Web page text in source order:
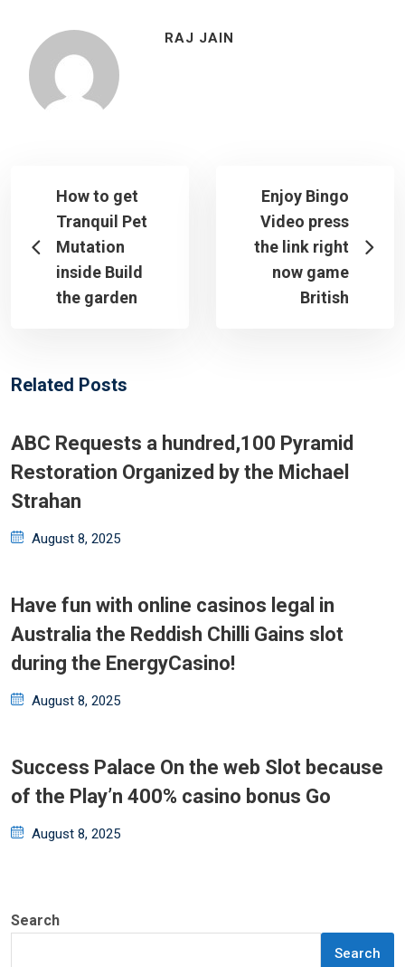
RAJ JAIN
How to get
Tranquil Pet
Mutation
inside Build
the garden
Enjoy Bingo
Video press
the link right
now game
British
Related Posts
ABC Requests a hundred,100 Pyramid
Restoration Organized by the Michael
Strahan
Posted
August 8, 2025
Have fun with online casinos legal in
Australia the Reddish Chilli Gains slot
during the EnergyCasino!
Posted
August 8, 2025
Success Palace On the web Slot because
of the Play’n 400% casino bonus Go
Posted
August 8, 2025
Search
Search